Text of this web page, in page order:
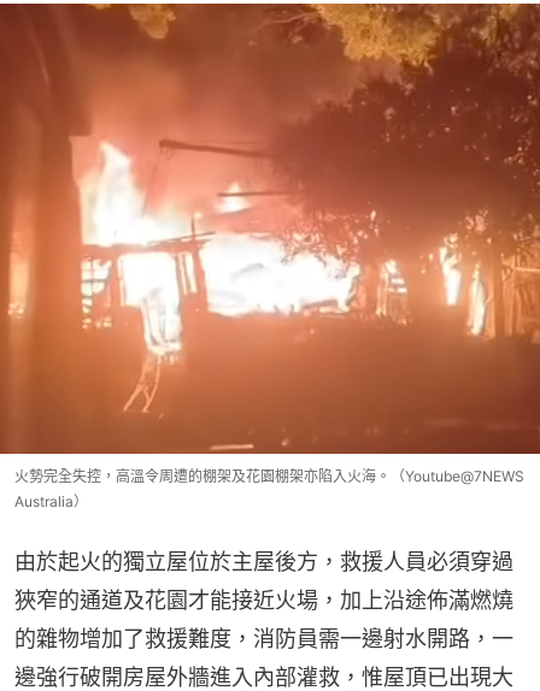
火勢完全失控，高溫令周遭的棚架及花園棚架亦陷入火海。（Youtube@7NEWS
Australia）
由於起火的獨立屋位於主屋後方，救援人員必須穿過
狹窄的通道及花園才能接近火場，加上沿途佈滿燃燒
的雜物增加了救援難度，消防員需一邊射水開路，一
邊強行破開房屋外牆進入內部灌救，惟屋頂已出現大